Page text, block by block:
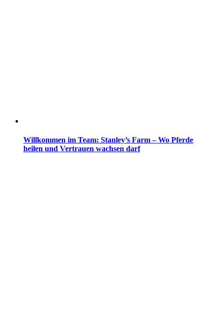
Willkommen im Team: Stanley’s Farm – Wo Pferde
heilen und Vertrauen wachsen darf